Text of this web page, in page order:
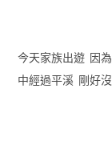
今天家族出遊 因
中經過平溪 剛好